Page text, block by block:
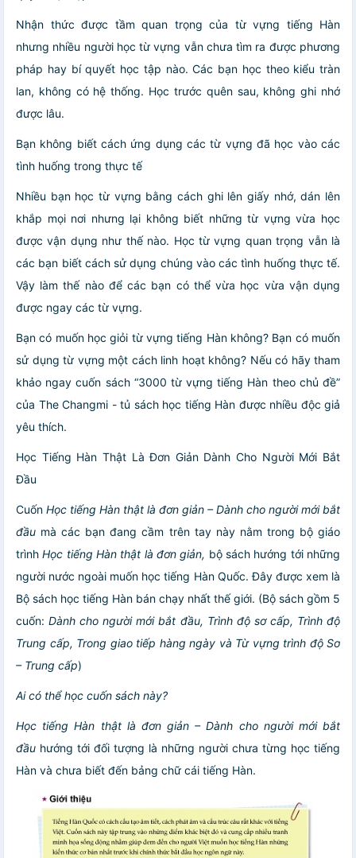
Nhận thức được tầm quan trọng của từ vựng tiếng Hàn
nhưng nhiều người học từ vựng vẫn chưa tìm ra được phương
pháp hay bí quyết học tập nào. Các bạn học theo kiểu tràn
lan, không có hệ thống. Học trước quên sau, không ghi nhớ
được lâu.
Bạn không biết cách ứng dụng các từ vựng đã học vào các
tình huống trong thực tế
Nhiều bạn học từ vựng bằng cách ghi lên giấy nhớ, dán lên
khắp mọi nơi nhưng lại không biết những từ vựng vừa học
được vận dụng như thế nào. Học từ vựng quan trọng vẫn là
các bạn biết cách sử dụng chúng vào các tình huống thực tế.
Vậy làm thế nào để các bạn có thể vừa học vừa vận dụng
được ngay các từ vựng.
Bạn có muốn học giỏi từ vựng tiếng Hàn không? Bạn có muốn
sử dụng từ vựng một cách linh hoạt không? Nếu có hãy tham
khảo ngay cuốn sách “3000 từ vựng tiếng Hàn theo chủ đề”
của The Changmi - tủ sách học tiếng Hàn được nhiều độc giả
yêu thích.
Học Tiếng Hàn Thật Là Đơn Giản Dành Cho Người Mới Bắt
Đầu
Cuốn Học tiếng Hàn thật là đơn giản – Dành cho người mới bắt
đầu mà các bạn đang cầm trên tay này nằm trong bộ giáo
trìnhHọc tiếng Hàn thật là đơn giản, bộ sách hướng tới những
người nước ngoài muốn học tiếng Hàn Quốc. Đây được xem là
Bộ sách học tiếng Hàn bán chạy nhất thế giới. (Bộ sách gồm 5
cuốn:Dành cho người mới bắt đầu, Trình độ sơ cấp, Trình độ
Trung cấp, Trong giao tiếp hàng ngày và Từ vựng trình độ Sơ
– Trung cấp)
Ai có thể học cuốn sách này?
Học tiếng Hàn thật là đơn giản – Dành cho người mới bắt
đầu hướng tới đối tượng là những người chưa từng học tiếng
Hàn và chưa biết đến bảng chữ cái tiếng Hàn.